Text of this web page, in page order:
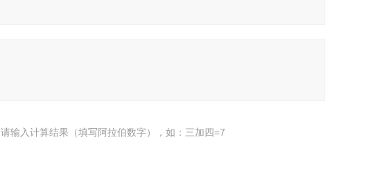
请输入计算结果（填写阿拉伯数字），如：三加四=7